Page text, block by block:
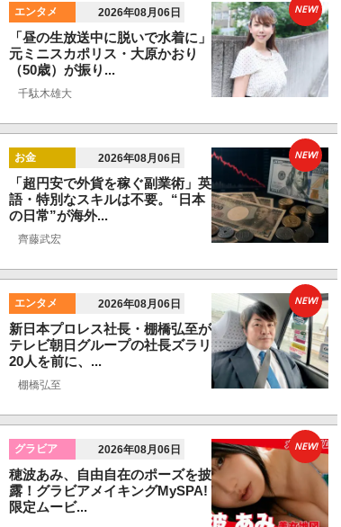
エンタメ 2026年08月06日
「昼の生放送中に脱いで水着に」
元ミニスカポリス・大原かおり
（50歳）が振り...
千駄木雄大
NEW!
お金 2026年08月06日
「超円安で外貨を稼ぐ副業術」英
語・特別なスキルは不要。“日本
の日常”が海外...
齊藤武宏
NEW!
エンタメ 2026年08月06日
新日本プロレス社長・棚橋弘至が
テレビ朝日グループの社長ズラリ
20人を前に、...
棚橋弘至
NEW!
グラビア 2026年08月06日
穂波あみ、自由自在のポーズを披
露！グラビアメイキングMySPA!
限定ムービ...
NEW!